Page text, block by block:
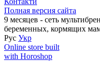
Полная версия сайта
9 месяцев - сеть
беременных, кормящих
Рус Укр
Online store built
with Horoshop